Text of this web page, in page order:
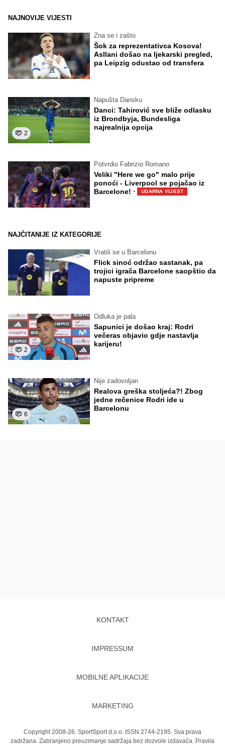
NAJNOVIJE VIJESTI
Zna se i zašto
Šok za reprezentativca Kosova!
Asllani došao na ljekarski pregled,
pa Leipzig odustao od transfera
2
Napušta Dansku
Danci: Tahirović sve bliže odlasku
iz Brondbyja, Bundesliga
najrealnija opcija
Potvrdio Fabrizio Romano
Veliki "Here we go" malo prije
ponoći - Liverpool se pojačao iz
Barcelone! · UDARNA VIJEST
NAJČITANIJE IZ KATEGORIJE
Vratili se u Barcelonu
Flick sinoć održao sastanak, pa
trojici igrača Barcelone saopštio da
napuste pripreme
2
Odluka je pala
Sapunici je došao kraj: Rodri
večeras objavio gdje nastavlja
karijeru!
6
Nije zadovoljan
Realova greška stoljeća?! Zbog
jedne rečenice Rodri ide u
Barcelonu
KONTAKT
IMPRESSUM
MOBILNE APLIKACIJE
MARKETING
Copyright 2008-26. SportSport d.o.o. ISSN 2744-2195. Sva prava
zadržana. Zabranjeno preuzimanje sadržaja bez dozvole izdavača. Pravila